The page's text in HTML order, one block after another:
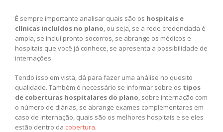
É sempre importante analisar quais são os hospitais e
clínicas incluídos no plano, ou seja, se a rede credenciada é
ampla, se inclui pronto-socorros, se abrange os médicos e
hospitais que você já conhece, se apresenta a possibilidade de
internações.
Tendo isso em vista, dá para fazer uma análise no quesito
qualidade. Também é necessário se informar sobre os tipos
de coberturas hospitalares do plano, sobre internação com
o número de diárias, se abrange exames complementares em
caso de internação, quais são os melhores hospitais e se eles
estão dentro da cobertura.